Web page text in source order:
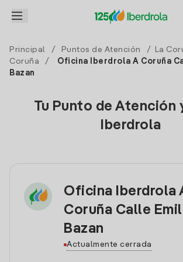
Principal / Puntos de Atención / La
Coruña
/
Oficina Iberdrola A Coruña
Bazan
Tu Punto de Atención
Iberdrola
Oficina Iberdrola
Coruña Calle
Bazan
Actualmente cerrada